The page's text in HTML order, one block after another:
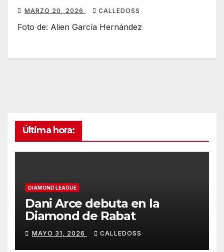
MARZO 20, 2026 CALLEDOSS
Foto de: Alien García Hernández
Última hora:
DIAMOND LEAGUE
Dani Arce debuta en la
Diamond de Rabat
MAYO 31, 2026 CALLEDOSS